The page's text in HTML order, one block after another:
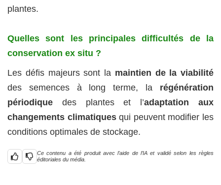
plantes.
Quelles sont les principales difficultés de la
conservation ex situ ?
Les défis majeurs sont la maintien de la viabilité
des semences à long terme, la régénération
périodique des plantes et l’adaptation aux
changements climatiquesqui peuvent modifier les
conditions optimales de stockage.
Ce contenu a été produit avec l’aide de l’IA et validé selon les règles
éditoriales du média.